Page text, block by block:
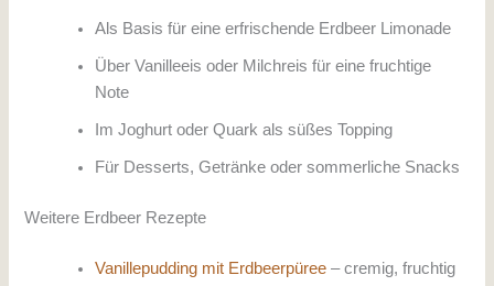
Als Basis für eine erfrischende Erdbeer Limonade
Über Vanilleeis oder Milchreis für eine fruchtige
Note
Im Joghurt oder Quark als süßes Topping
Für Desserts, Getränke oder sommerliche Snacks
Weitere Erdbeer Rezepte
Vanillepudding mit Erdbeerpüree – cremig, fruchtig